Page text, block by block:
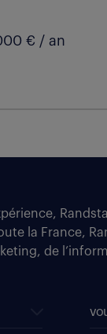
€ / an
la France,
de